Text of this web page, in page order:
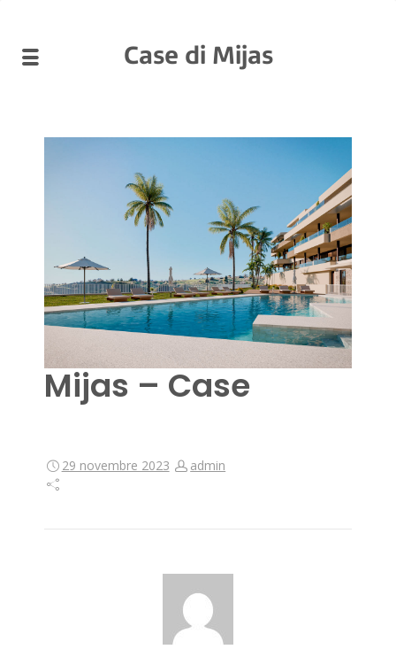
Case di Mijas
Mijas – Case
29 novembre 2023 admin